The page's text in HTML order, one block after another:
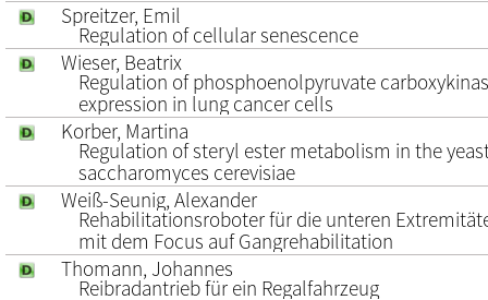
Spreitzer, Emil
Regulation of cellular senescence
Wieser, Beatrix
Regulation of phosphoenolpyruvate
expression in lung cancer cells
Korber, Martina
Regulation of steryl ester metabolism in the
saccharomyces cerevisiae
Weiß-Seunig, Alexander
Rehabilitationsroboter für die unteren
mit dem Focus auf Gangrehabilitation
Thomann, Johannes
Reibradantrieb für ein Regalfahrzeug